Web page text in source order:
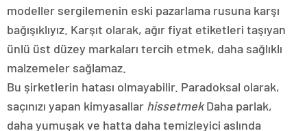
modeller sergilemenin eski pazarlama rusuna karşı
bağışıklıyız. Karşıt olarak, ağır fiyat etiketleri taşıyan
ünlü üst düzey markaları tercih etmek, daha sağlıklı
malzemeler sağlamaz.
Bu şirketlerin hatası olmayabilir. Paradoksal olarak,
saçınızı yapan kimyasallar hissetmekDaha parlak,
daha yumuşak ve hatta daha temizleyici aslında